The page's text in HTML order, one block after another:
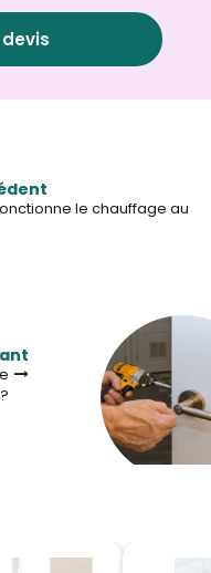
le chauffage au